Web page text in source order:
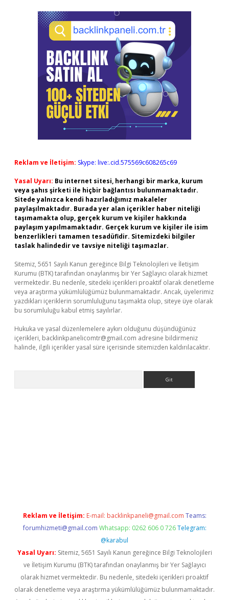
Reklam ve İletişim: Skype: live:.cid.575569c608265c69
Yasal Uyarı: Bu internet sitesi, herhangi bir marka, kurum
veya şahıs şirketi ile hiçbir bağlantısı bulunmamaktadır.
Sitede yalnızca kendi hazırladığımız makaleler
paylaşılmaktadır. Burada yer alan içerikler haber niteliği
taşımamakta olup, gerçek kurum ve kişiler hakkında
paylaşım yapılmamaktadır. Gerçek kurum ve kişiler ile isim
benzerlikleri tamamen tesadüfidir. Sitemizdeki bilgiler
taslak halindedir ve tavsiye niteliği taşımazlar.
Sitemiz, 5651 Sayılı Kanun gereğince Bilgi Teknolojileri ve İletişim
Kurumu (BTK) tarafından onaylanmış bir Yer Sağlayıcı olarak hizmet
vermektedir. Bu nedenle, sitedeki içerikleri proaktif olarak denetleme
veya araştırma yükümlülüğümüz bulunmamaktadır. Ancak, üyelerimiz
yazdıkları içeriklerin sorumluluğunu taşımakta olup, siteye üye olarak
bu sorumluluğu kabul etmiş sayılırlar.
Hukuka ve yasal düzenlemelere aykırı olduğunu düşündüğünüz
içerikleri, backlinkpanelicomtr@gmail.com adresine bildirmeniz
halinde, ilgili içerikler yasal süre içerisinde sitemizden kaldırılacaktır.
Reklam ve İletişim: E-mail: backlinkpaneli@gmail.com Teams:
forumhizmeti@gmail.com Whatsapp: 0262 606 0 726 Telegram:
@karabul
Yasal Uyarı: Sitemiz, 5651 Sayılı Kanun gereğince Bilgi Teknolojileri
ve İletişim Kurumu (BTK) tarafından onaylanmış bir Yer Sağlayıcı
olarak hizmet vermektedir. Bu nedenle, sitedeki içerikleri proaktif
olarak denetleme veya araştırma yükümlülüğümüz bulunmamaktadır.